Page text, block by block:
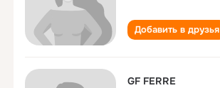
Добавить в друзья
GF FERRE